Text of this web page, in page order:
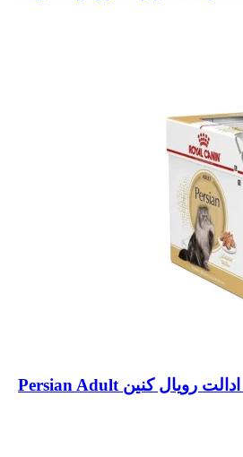
غذای پوچ گربه پرشین ادالت رویال کنین Persian Adult